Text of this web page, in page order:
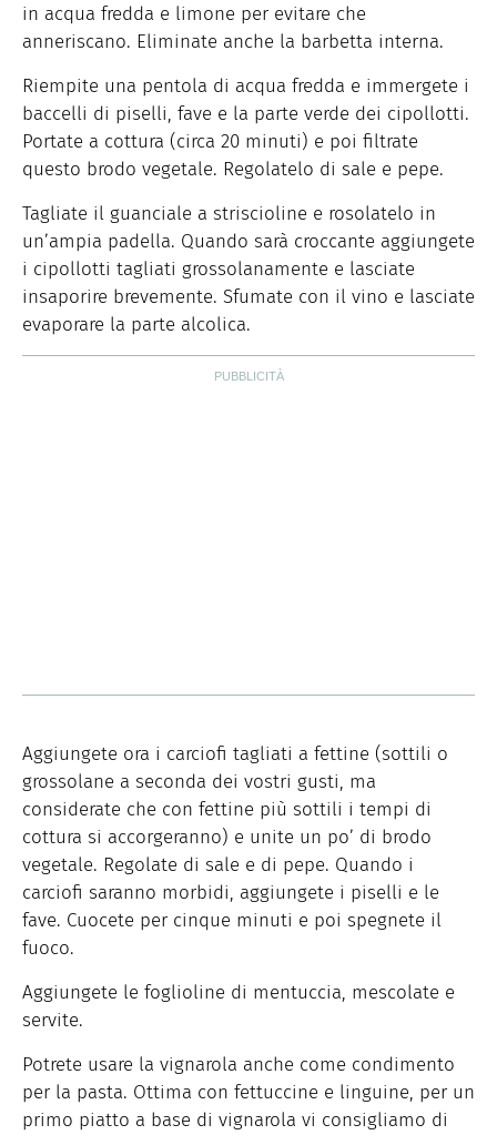
in acqua fredda e limone per evitare che
anneriscano. Eliminate anche la barbetta interna.
Riempite una pentola di acqua fredda e immergete i
baccelli di piselli, fave e la parte verde dei cipollotti.
Portate a cottura (circa 20 minuti) e poi filtrate
questo brodo vegetale. Regolatelo di sale e pepe.
Tagliate il guanciale a striscioline e rosolatelo in
un’ampia padella. Quando sarà croccante aggiungete
i cipollotti tagliati grossolanamente e lasciate
insaporire brevemente. Sfumate con il vino e lasciate
evaporare la parte alcolica.
Aggiungete ora i carciofi tagliati a fettine (sottili o
grossolane a seconda dei vostri gusti, ma
considerate che con fettine più sottili i tempi di
cottura si accorgeranno) e unite un po’ di brodo
vegetale. Regolate di sale e di pepe. Quando i
carciofi saranno morbidi, aggiungete i piselli e le
fave. Cuocete per cinque minuti e poi spegnete il
fuoco.
Aggiungete le foglioline di mentuccia, mescolate e
servite.
Potrete usare la vignarola anche come condimento
per la pasta. Ottima con fettuccine e linguine, per un
primo piatto a base di vignarola vi consigliamo di